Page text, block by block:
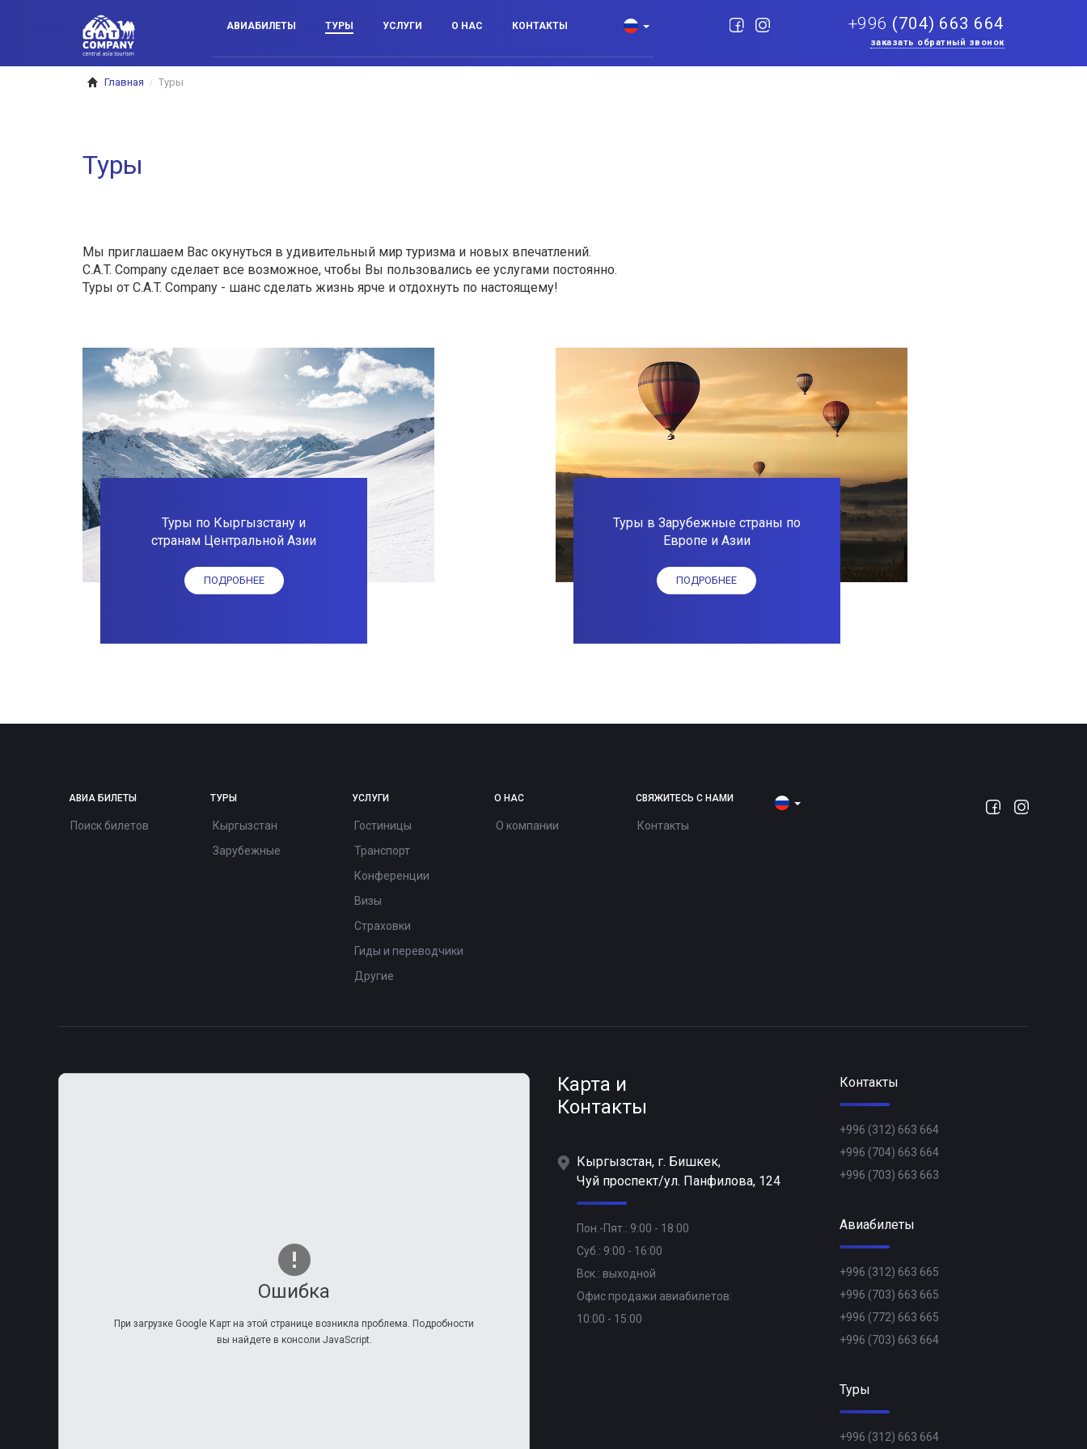
АВИАБИЛЕТЫ ТУРЫ УСЛУГИ О НАС КОНТАКТЫ +996 (704) 663 664
заказать обратный звонок
Главная / Туры
Туры
Мы приглашаем Вас окунуться в удивительный мир туризма и новых впечатлений.
C.A.T. Company сделает все возможное, чтобы Вы пользовались ее услугами постоянно.
Туры от C.A.T. Company - шанс сделать жизнь ярче и отдохнуть по настоящему!
Туры по Кыргызстану и
странам Центральной Азии
ПОДРОБНЕЕ
Туры в Зарубежные страны по
Европе и Азии
ПОДРОБНЕЕ
АВИА БИЛЕТЫ
Поиск билетов
ТУРЫ
Кыргызстан
Зарубежные
УСЛУГИ
Гостиницы
Транспорт
Конференции
Визы
Страховки
Гиды и переводчики
Другие
О НАС
О компании
СВЯЖИТЕСЬ С НАМИ
Контакты
Ошибка
При загрузке Google Карт на этой странице возникла проблема. Подробности
вы найдете в консоли JavaScript.
Карта и
Контакты
Кыргызстан, г. Бишкек,
Чуй проспект/ул. Панфилова, 124
Пон.-Пят.: 9:00 - 18:00
Суб.: 9:00 - 16:00
Вск.: выходной
Офис продажи авиабилетов:
10:00 - 15:00
Контакты
+996 (312) 663 664
+996 (704) 663 664
+996 (703) 663 663
Авиабилеты
+996 (312) 663 665
+996 (703) 663 665
+996 (772) 663 665
+996 (703) 663 664
Туры
+996 (312) 663 664